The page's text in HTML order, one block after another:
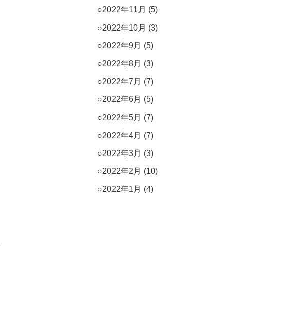
2022年11月 (5)
2022年10月 (3)
2022年9月 (5)
2022年8月 (3)
2022年7月 (7)
2022年6月 (5)
2022年5月 (7)
2022年4月 (7)
2022年3月 (3)
2022年2月 (10)
2022年1月 (4)